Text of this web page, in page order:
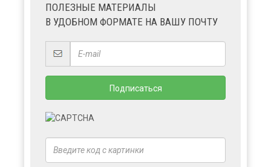
ПОЛЕЗНЫЕ МАТЕРИАЛЫ
В УДОБНОМ ФОРМАТЕ НА ВАШУ ПОЧТУ